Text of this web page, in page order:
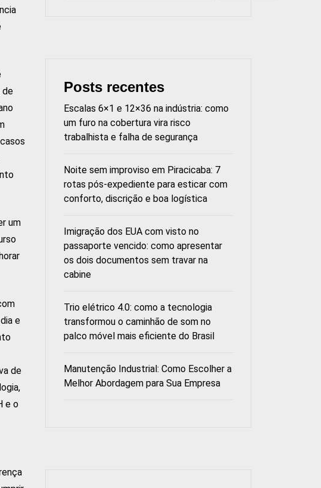
de
um
e
de
e o
Posts recentes
Escalas 6×1 e 12×36 na indústria: como
um furo na cobertura vira risco
trabalhista e falha de segurança
Noite sem improviso em Piracicaba: 7
rotas pós-expediente para esticar com
conforto, discrição e boa logística
Imigração dos EUA com visto no
passaporte vencido: como apresentar
os dois documentos sem travar na
cabine
Trio elétrico 4.0: como a tecnologia
transformou o caminhão de som no
palco móvel mais eficiente do Brasil
Manutenção Industrial: Como Escolher a
Melhor Abordagem para Sua Empresa